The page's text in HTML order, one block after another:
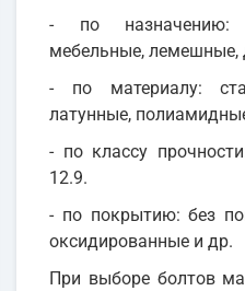
- по назначению:
мебельные, лемешные,
- по материалу:
латунные,
- по классу
12.9.
- по покрытию: без
оксидированные и др.
При выборе болтов